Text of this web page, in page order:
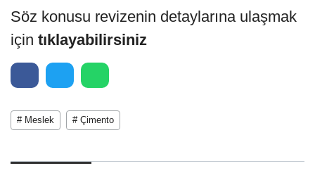
Söz konusu revizenin detaylarına ulaşmak
için tıklayabilirsiniz
# Meslek # Çimento